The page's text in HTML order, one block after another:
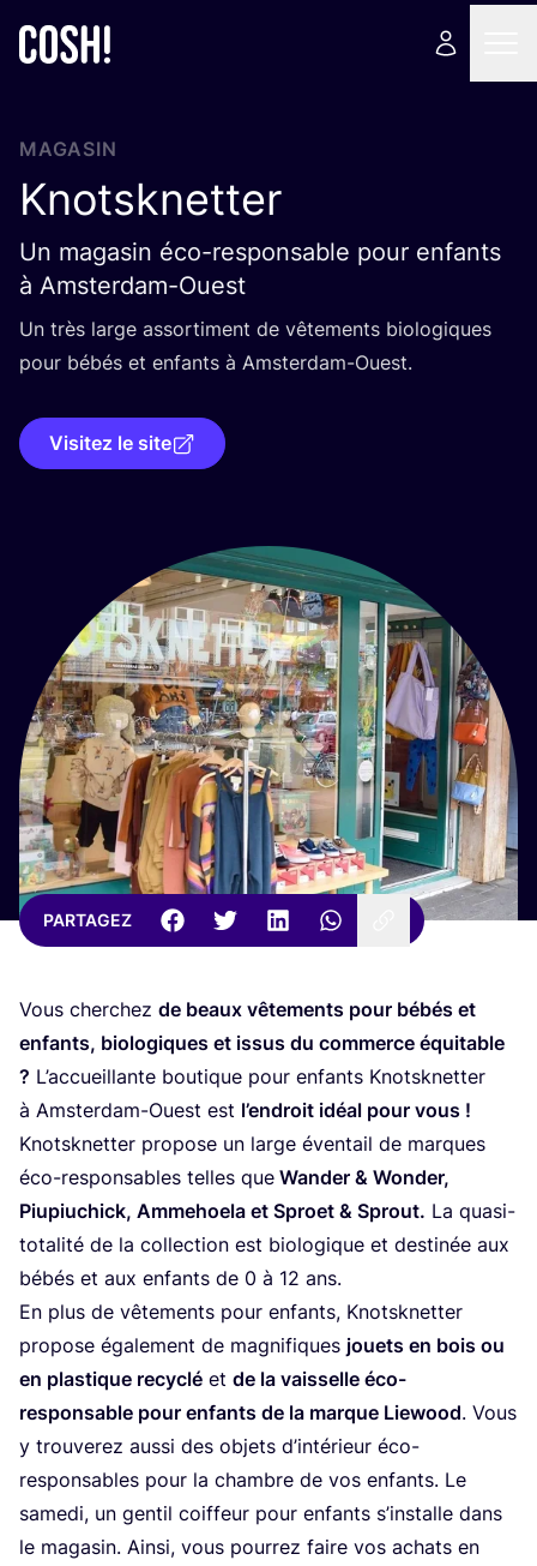
MAGASIN
Knotsknetter
Un magasin éco-responsable pour enfants
à Amsterdam-Ouest
Un très large assor­ti­ment de vête­ments bio­lo­giques
pour bébés et enfants à Amsterdam-Ouest.
Visitez le site
PARTAGEZ
Vous cher­chez de beaux vête­ments pour bébés et
enfants, bio­lo­giques et issus du com­merce équi­table
? L’ac­cueillante bou­tique pour enfants Knotsk­net­ter
à Amster­dam-Ouest est l’en­droit idéal pour vous !
Knotsk­net­ter pro­pose un large éven­tail de marques
éco-res­pon­sables telles que Wan­der & Won­der,
Piu­piu­chick, Amme­hoe­la et Sproet & Sprout. La qua­si-
tota­li­té de la col­lec­tion est bio­lo­gique et des­ti­née aux
bébés et aux enfants de 0 à 12 ans.
En plus de vête­ments pour enfants, Knotsk­net­ter
pro­pose éga­le­ment de magni­fiques jouets en bois ou
en plas­tique recy­clé et de la vais­selle éco-
res­pon­sable pour enfants de la marque Lie­wood. Vous
y trou­ve­rez aus­si des objets d’in­té­rieur éco-
res­pon­sables pour la chambre de vos enfants. Le
same­di, un gen­til coif­feur pour enfants s’ins­talle dans
le maga­sin. Ain­si, vous pour­rez faire vos achats en